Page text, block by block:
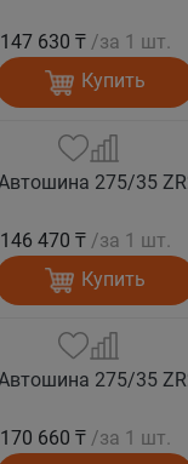
147 630 ₸ /за 1 шт.
Купить
146 470 ₸ /за 1 шт.
Купить
170 660 ₸ /за 1 шт.